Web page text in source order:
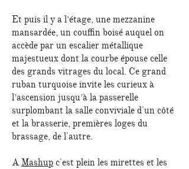
Et puis il y a l’étage, une mezzanine
mansardée, un couffin boisé auquel on
accède par un escalier métallique
majestueux dont la courbe épouse celle
des grands vitrages du local. Ce grand
ruban turquoise invite les curieux à
l’ascension jusqu’à la passerelle
surplombant la salle conviviale d'un côté
et la brasserie, premières loges du
brassage, de l'autre.
A Mashup c'est plein les mirettes et les